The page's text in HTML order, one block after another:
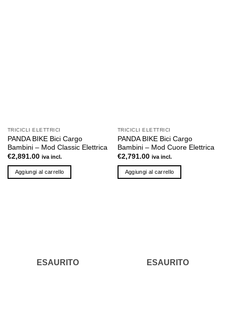
TRICICLI ELETTRICI
PANDA BIKE Bici Cargo
Bambini – Mod Classic Elettrica
€2,891.00 iva incl.
Aggiungi al carrello
TRICICLI ELETTRICI
PANDA BIKE Bici Cargo
Bambini – Mod Cuore Elettrica
€2,791.00 iva incl.
Aggiungi al carrello
ESAURITO ESAURITO